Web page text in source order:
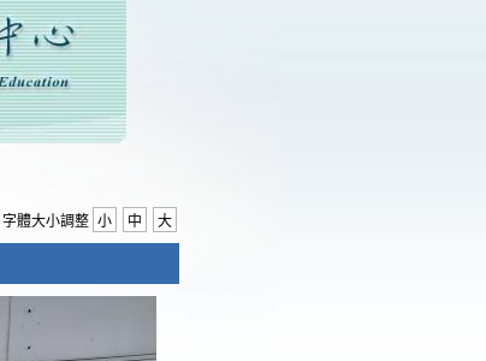
字體大小調整 小 中 大